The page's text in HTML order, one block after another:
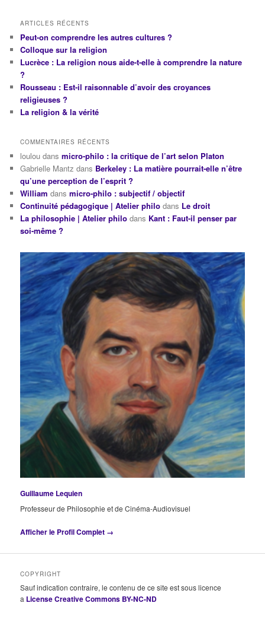
ARTICLES RÉCENTS
Peut-on comprendre les autres cultures ?
Colloque sur la religion
Lucrèce : La religion nous aide-t-elle à comprendre la nature
?
Rousseau : Est-il raisonnable d’avoir des croyances
religieuses ?
La religion & la vérité
COMMENTAIRES RÉCENTS
loulou dansmicro-philo : la critique de l’art selon Platon
Gabrielle Mantz dans Berkeley : La matière pourrait-elle n’être
qu’une perception de l’esprit ?
William dansmicro-philo : subjectif / objectif
Continuité pédagogique | Atelier philo dans Le droit
La philosophie | Atelier philo dans Kant : Faut-il penser par
soi-même ?
Guillaume Lequien
Professeur de Philosophie et de Cinéma-Audiovisuel
Afficher le Profil Complet →
COPYRIGHT
Sauf indication contraire, le contenu de ce site est sous licence
a License Creative Commons BY-NC-ND